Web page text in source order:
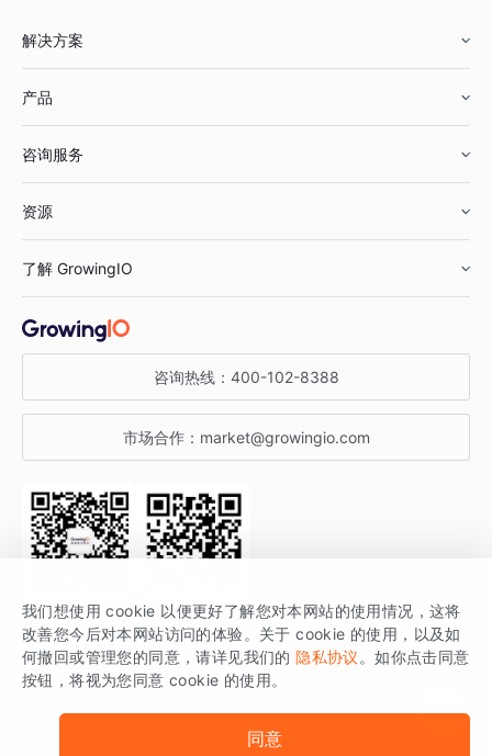
解决方案
鞋服行业
汽车行业
金融行业
产品
智能运营
获客分析
咨询服务
资源
增长公开课
增长博客
开发者文档
SDK 文档
场景指南
了解 GrowingIO
关于 GrowingIO
增长大会
行业活动
咨询热线： 400-102-8388
市场合作： market@growingio.com
关注公众号 获取更多干货
GrowingIO 是专注于数据智能分析与增长的品牌，核心平台为 GrowingIO
分析云。
版权所有 © 北京易数科技有限公司
我们想使用 cookie 以便更好了解您对本网站的使用情况，这将
改善您今后对本网站访问的体验。关于 cookie 的使用，以及如
何撤回或管理您的同意，请详见我们的 隐私协议 。如你点击同意
按钮，将视为您同意 cookie 的使用。
同意